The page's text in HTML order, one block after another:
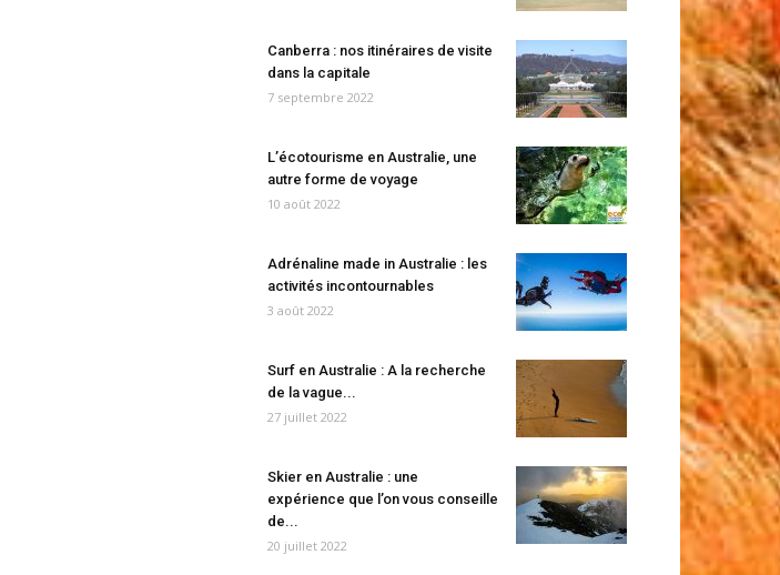
Canberra : nos itinéraires de visite
dans la capitale
7 septembre 2022
L’écotourisme en Australie, une
autre forme de voyage
10 août 2022
Adrénaline made in Australie : les
activités incontournables
3 août 2022
Surf en Australie : A la recherche
de la vague...
27 juillet 2022
Skier en Australie : une
expérience que l’on vous conseille
de...
20 juillet 2022